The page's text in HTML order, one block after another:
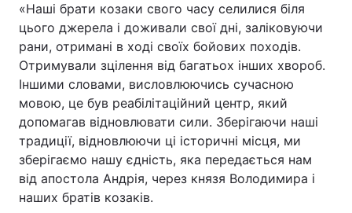
Послуги
Тема оформлення
«Наші брати козаки свого часу селилися біля
цього джерела і доживали свої дні, заліковуючи
рани, отримані в ході своїх бойових походів.
Отримували зцілення від багатьох інших хвороб.
Іншими словами, висловлюючись сучасною
мовою, це був реабілітаційний центр, який
допомагав відновлювати сили. Зберігаючи наші
традиції, відновлюючи ці історичні місця, ми
зберігаємо нашу єдність, яка передається нам
від апостола Андрія, через князя Володимира і
наших братів козаків.